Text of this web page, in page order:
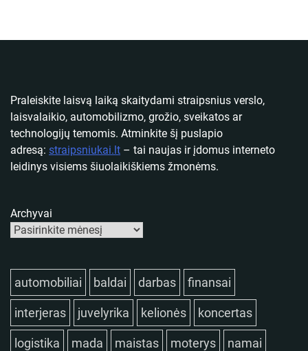
Praleiskite laisvą laiką skaitydami straipsnius verslo,
laisvalaikio, automobilizmo, grožio, sveikatos ar
technologijų temomis. Atminkite šį puslapio
adresą: straipsniukai.lt – tai naujas ir įdomus interneto
leidinys visiems šiuolaikiškiems žmonėms.
Archyvai
automobiliai baldai darbas finansai
interjeras juvelyrika kelionės koncertas
logistika mada maistas moterys namai